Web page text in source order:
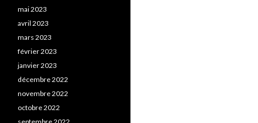
mai 2023
avril 2023
mars 2023
février 2023
janvier 2023
décembre 2022
novembre 2022
octobre 2022